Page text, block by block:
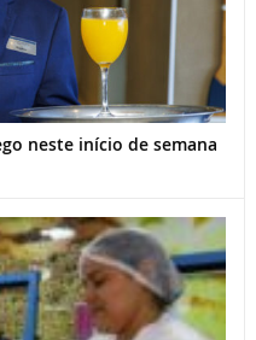
neste início de semana